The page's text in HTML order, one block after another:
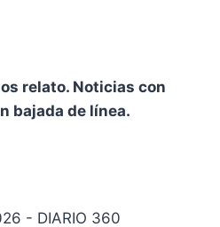
relato. Noticias con
bajada de línea.
- DIARIO 360